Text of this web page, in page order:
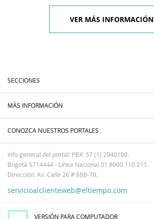
VER MÁS INFORMACIÓN
SECCIONES
MÁS INFORMACIÓN
CONOZCA NUESTROS PORTALES
Info general del portal: PBX: 57 (1) 2940100.
Bogotá 5714444 - Línea Nacional 01 8000 110 211.
Dirección: Av. Calle 26 # 68B-70.
servicioalclienteweb@eltiempo.com
VERSIÓN PARA COMPUTADOR